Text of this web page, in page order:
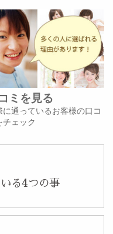
ミを見る
に通っているお客様の口コ
チェック
る4つの事